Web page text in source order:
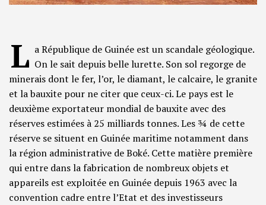
L a République de Guinée est un scandale géologique.
On le sait depuis belle lurette. Son sol regorge de
minerais dont le fer, l’or, le diamant, le calcaire, le granite
et la bauxite pour ne citer que ceux-ci. Le pays est le
deuxième exportateur mondial de bauxite avec des
réserves estimées à 25 milliards tonnes. Les ¾ de cette
réserve se situent en Guinée maritime notamment dans
la région administrative de Boké. Cette matière première
qui entre dans la fabrication de nombreux objets et
appareils est exploitée en Guinée depuis 1963 avec la
convention cadre entre l’Etat et des investisseurs